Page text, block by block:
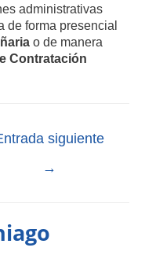
administrativas
de forma presencial
o de manera
Contratación
siguiente
→